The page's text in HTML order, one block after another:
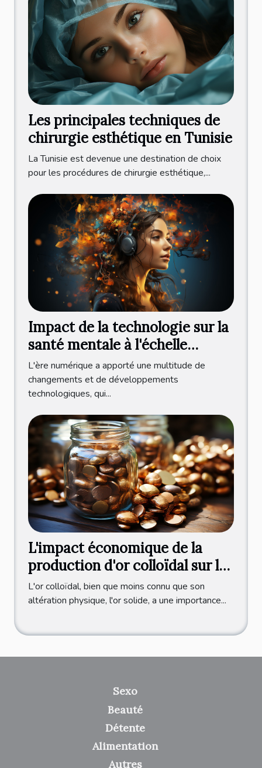
Les principales techniques de
chirurgie esthétique en Tunisie
La Tunisie est devenue une destination de choix
pour les procédures de chirurgie esthétique,...
Impact de la technologie sur la
santé mentale à l'échelle
internationale
L'ère numérique a apporté une multitude de
changements et de développements
technologiques, qui...
L'impact économique de la
production d'or colloïdal sur le
marché international
L'or colloïdal, bien que moins connu que son
altération physique, l'or solide, a une importance...
Sexo
Beauté
Détente
Alimentation
Autres